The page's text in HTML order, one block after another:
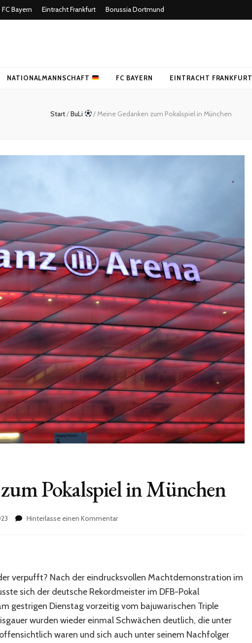
FC Bayern Eintracht Frankfurt Borussia Dortmund
NATIONALMANNSCHAFT FC BAYERN EINTRACHT FRANKFURT
Start/BuLi /Meine Gedanken zum Pokalspiel in München
Pokalspiel in München
Hinterlasse einen Kommentarzu
München
verpufft? Nach der eindrucksvollen Machtdemonstration im
sich der deutsche Rekordmeister im DFB-Pokal
gestrigen Dienstag vorzeitig vom bajuwarischen Triple
wurden wieder einmal Schwächen deutlich, die unter
waren und sich auch unter seinem Nachfolger